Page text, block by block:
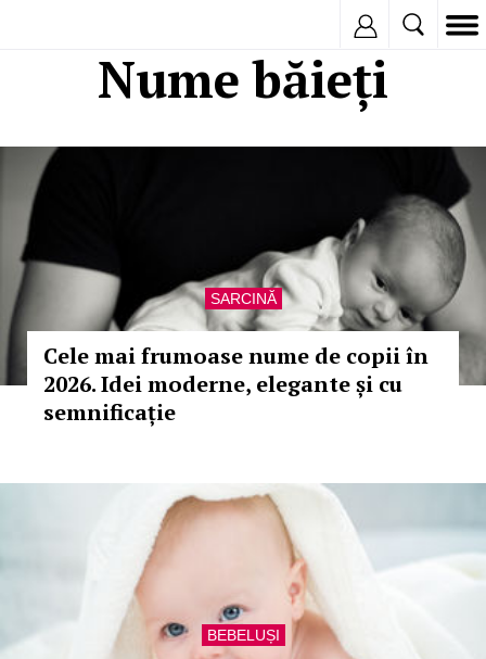
Nume băieți
SARCINĂ
Cele mai frumoase nume de copii în
2026. Idei moderne, elegante și cu
semnificație
BEBELUȘI